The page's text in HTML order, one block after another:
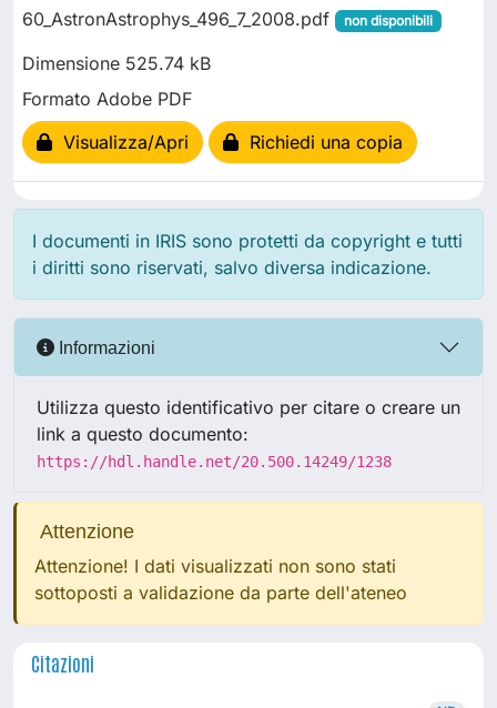
60_AstronAstrophys_496_7_2008.pdf non disponibili
Dimensione 525.74 kB
Formato Adobe PDF
Visualizza/Apri
Richiedi una copia
I documenti in IRIS sono protetti da copyright e tutti
i diritti sono riservati, salvo diversa indicazione.
Informazioni
Utilizza questo identificativo per citare o creare un
link a questo documento:
https://hdl.handle.net/20.500.14249/1238
Attenzione
Attenzione! I dati visualizzati non sono stati
sottoposti a validazione da parte dell'ateneo
Citazioni